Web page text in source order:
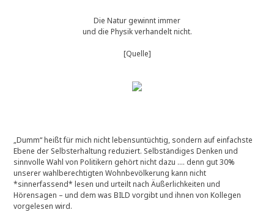
Die Natur gewinnt immer
und die Physik verhandelt nicht.
[Quelle]
„Dumm“ heißt für mich nicht lebensuntüchtig, sondern auf einfachste
Ebene der Selbsterhaltung reduziert. Selbständiges Denken und
sinnvolle Wahl von Politikern gehört nicht dazu …. denn gut 30%
unserer wahlberechtigten Wohnbevölkerung kann nicht
*sinnerfassend* lesen und urteilt nach Äußerlichkeiten und
Hörensagen – und dem was BILD vorgibt und ihnen von Kollegen
vorgelesen wird.